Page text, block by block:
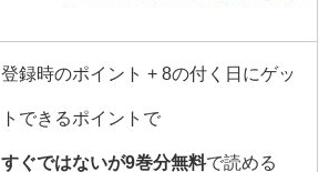
登録時のポイント + 8の付く日にゲッ
トできるポイントで
すぐではないが9巻分無料で読める